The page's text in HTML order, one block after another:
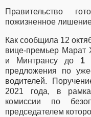
Правительство
пожизненное
Как сообщила 12
вице-премьер Марат
и Минтрансу до 1
предложения по
водителей.
2021 года, в
комиссии по
председателем